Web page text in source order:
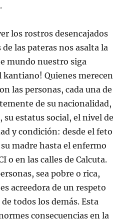
los rostros desencajados
las pateras nos asalta la
mundo nuestro siga
kantiano! Quienes merecen
las personas, cada una de
de su nacionalidad,
su estatus social, el nivel de
y condición: desde el feto
madre hasta el enfermo
o en las calles de Calcuta.
sea pobre o rica,
acreedora de un respeto
todos los demás. Esta
consecuencias en la